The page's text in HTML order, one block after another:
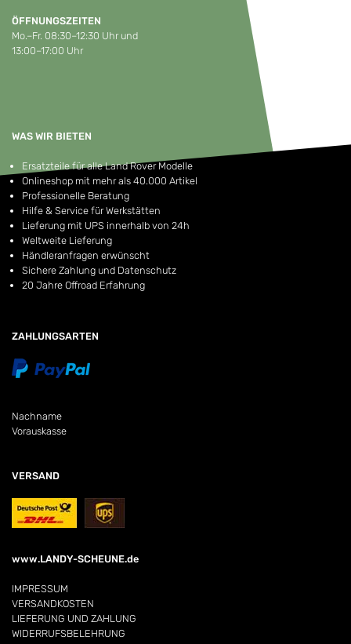
ÖFFNUNGSZEITEN
Mo.–Fr. 08:30–12:30 Uhr und
13:00–17:00 Uhr
WAS WIR BIETEN
Ersatzteile für alle Land Rover Modelle
Onlineshop mit mehr als 40.000 Artikel
Professionelle Beratung
Hilfe & Service für Werkstätten
Lieferung mit UPS innerhalb von 24h
Weltweite Lieferung
Händleranfragen erwünscht
Sichere Zahlung und Datenschutz
20 Jahre Offroad Erfahrung
ZAHLUNGSARTEN
Nachname
Vorauskasse
VERSAND
www.LANDY-SCHEUNE.de
IMPRESSUM
VERSANDKOSTEN
LIEFERUNG UND ZAHLUNG
WIDERRUFSBELEHRUNG